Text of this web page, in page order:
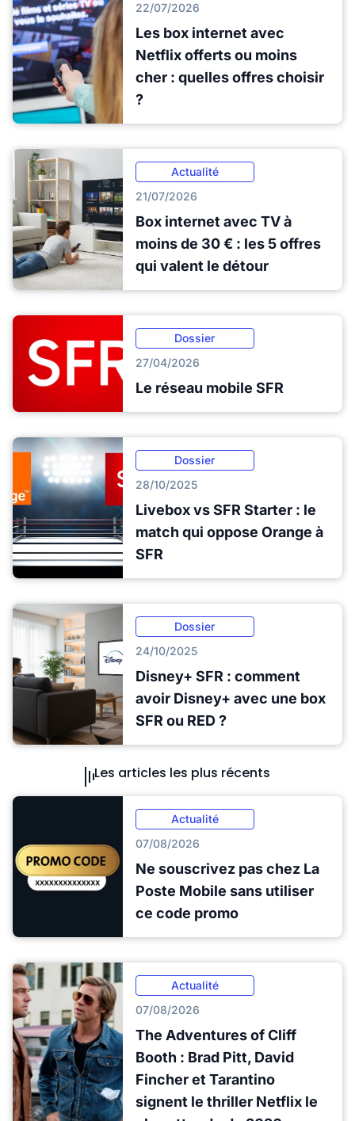
22/07/2026
Les box internet avec
Netflix offerts ou moins
cher : quelles offres choisir
?
Actualité
21/07/2026
Box internet avec TV à
moins de 30 € : les 5 offres
qui valent le détour
Dossier
27/04/2026
Le réseau mobile SFR
Dossier
28/10/2025
Livebox vs SFR Starter : le
match qui oppose Orange à
SFR
Dossier
24/10/2025
Disney+ SFR : comment
avoir Disney+ avec une box
SFR ou RED ?
Les articles les plus récents
Actualité
07/08/2026
Ne souscrivez pas chez La
Poste Mobile sans utiliser
ce code promo
Actualité
07/08/2026
The Adventures of Cliff
Booth : Brad Pitt, David
Fincher et Tarantino
signent le thriller Netflix le